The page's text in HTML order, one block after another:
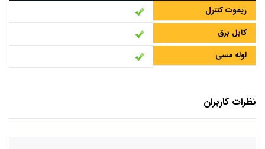
ریموت کنترل
کابل برق
لوله مسی
نظرات کاربران